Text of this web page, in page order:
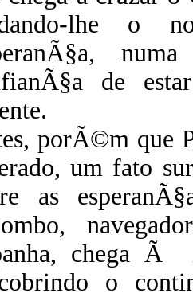
lhe o
de
porÃ©m que
um fato
as
chega Ã
o